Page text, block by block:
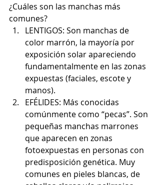
¿Cuáles son las manchas más
comunes?
LENTIGOS: Son manchas de
color marrón, la mayoría por
exposición solar apareciendo
fundamentalmente en las zonas
expuestas (faciales, escote y
manos).
EFÉLIDES: Más conocidas
comúnmente como “pecas”. Son
pequeñas manchas marrones
que aparecen en zonas
fotoexpuestas en personas con
predisposición genética. Muy
comunes en pieles blancas, de